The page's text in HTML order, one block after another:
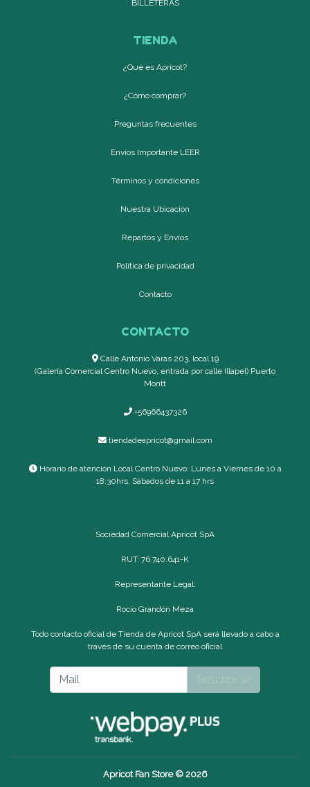
BILLETERAS
TIENDA
¿Qué es Apricot?
¿Cómo comprar?
Preguntas frecuentes
Envíos Importante LEER
Términos y condiciones
Nuestra Ubicación
Repartos y Envíos
Política de privacidad
Contacto
CONTACTO
Calle Antonio Varas 203, local 19
(Galería Comercial Centro Nuevo, entrada por calle Illapel) Puerto
Montt
+56966437326
tiendadeapricot@gmail.com
Horario de atención Local Centro Nuevo: Lunes a Viernes de 10 a
18:30hrs, Sábados de 11 a 17 hrs
Sociedad Comercial Apricot SpA
RUT: 76.740.641-K
Representante Legal:
Rocío Grandón Meza
Todo contacto oficial de Tienda de Apricot SpA será llevado a cabo a
través de su cuenta de correo oficial
Apricot Fan Store © 2026